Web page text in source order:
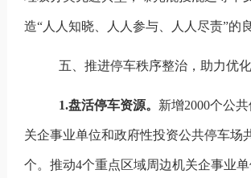
造“人人知晓、人人参与、人人尽责”的
五、推进停车秩序整治，助力优
1.盘活停车资源。 新增2000个公共
关企事业单位和政府性投资公共停车场
个。 推动4个重点区域周边机关企事业